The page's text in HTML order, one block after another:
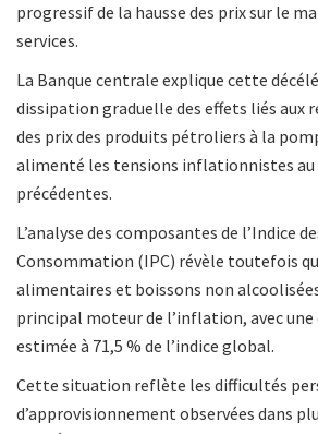
progressif de la hausse des prix sur le
services.
La Banque centrale explique cette
dissipation graduelle des effets liés aux
des prix des produits pétroliers à la
alimenté les tensions inflationnistes au
précédentes.
L’analyse des composantes de l’Indice
Consommation (IPC) révèle toutefois
alimentaires et boissons non
principal moteur de l’inflation, avec
estimée à 71,5 % de l’indice global.
Cette situation reflète les difficultés
d’approvisionnement observées dans